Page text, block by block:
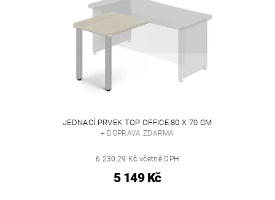
JEDNACÍ PRVEK TOP OFFICE 80 X 70 CM
+ DOPRAVA ZDARMA
6 230,29 Kč včetně DPH
5 149 Kč